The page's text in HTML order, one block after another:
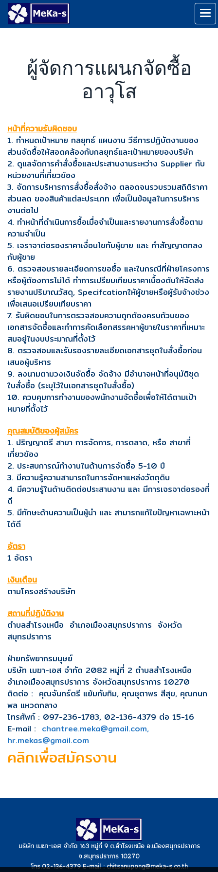
ผู้จัดการแผนกจัดซื้อ
อาวุโส
หน้าที่ความรับผิดชอบ
1. กำหนดเป้าหมาย กลยุทธ์ แผนงาน วีธีการปฏิบัตงานของ
ส่วนจัดซื้อให้สอดคล้องกับกลยุทธ์และเป้าหมายของบริษัท
2. ดูแลจัดการคำสั่งซื้อและประสานงานระหว่าง Supplier กับ
หน่วยงานที่เกี่ยวข้อง
3. จัดการบริหารการสั่งซื้อสั่งจ้าง ตลอดจนรวบรวมสถิติราคา
ส่วนลด ของสินค้าแต่ละประเภท เพื่อเป็นข้อมูลในการบริหาร
งานต่อไป
4. ทำหน้าที่ดำเนินการซื้อเมื่อจำเป็นและรายงานการสั่งซื้อตาม
ความจำเป็น
5. เจราจาต่อรองราคาเงื่อนไขกับผู้ขาย และ ทำสัญญาตกลง
กับผู้ขาย
6. ตรวจสอบรายละเอียดการขอซื้อ และในกรณีที่ฝ่ายโครงการ
หรือผู้ต้องการไม่ได้ ทำการเปรียบเทียบราคาเบื้องต้นให้จัดส่ง
รายงานปริมาณวัสดุ, Specifcationให้ผู้ขายหรือผู้รับจ้างช่วง
เพื่อเสนอเปรียบเทียบราคา
7. รับผิดชอบในการตรวจสอบความถูกต้องครบถ้วนของ
เอกสารจัดซื้อและทำการคัดเลือกสรรคหาผู้ขายในราคาที่เหมาะ
สมอยู่ในงบประมาณที่ตั้งไว้
8. ตรวจสอบและรับรองรายละเอียดเอกสารชุดใบสั่งซื้อก่อน
เสนอผู้บริหาร
9. ลงนามตามวงเงินจัดซื้อ จัดจ้าง มีอำนาจหน้าที่อนุมัติชุด
ใบสั่งซื้อ (ระบุไว้ในเอกสารชุดใบสั่งซื้อ)
10. ควบคุมการทำงานของพนักงานจัดซื้อเพื่อให้ได้ตามเป้า
หมายที่ตั้งไว้
คุณสมบัติของผู้สมัคร
1. ปริญญาตรี สาขา การจัดการ, การตลาด, หรือ สาขาที่
เกี่ยวข้อง
2. ประสบการณ์ทำงานในด้านการจัดซื้อ 5-10 ปี
3. มีความรู้ความสามารถในการจัดหาแหล่งวัตถุดิบ
4. มีความรู้ในด้านติดต่อประสานงาน และ มีการเจรจาต่อรองที่
ดี
5. มีทักษะด้านความเป็นผู้นำ และ สามารถแก้ไขปัญหาเฉพาะหน้า
ได้ดี
อัตรา
1 อัตรา
เงินเดือน
ตามโครงสร้างบริษัท
สถานที่ปฏิบัติงาน
ตำบลสำโรงเหนือ อำเภอเมืองสมุทรปราการ จังหวัด
สมุทรปราการ
ฝ่ายทรัพยากรมนุษย์
บริษัท เมฆา-เอส จำกัด 2082 หมู่ที่ 2 ตำบลสำโรงเหนือ
อำเภอเมืองสมุทรปราการ จังหวัดสมุทรปราการ 10270
ติดต่อ : คุณจันทร์ตรี แย้มทับทิม, คุณชุตาพร สีสุข, คุณกนก
พล แหวดกลาง
โทรศัพท์ : 097-236-1783, 02-136-4379 ต่อ 15-16
E-mail : chantree.meka@gmail.com,
hr.mekas@gmail.com
คลิกเพื่อสมัครงาน
บริษัท เมฆา-เอส จำกัด 163 หมู่ที่ 9 ต.สำโรงเหนือ อ.เมืองสมุทรปราการ
จ.สมุทรปราการ 10270
โทร.02-136-4379 E-mail : chitsanupong@meka-s.co.th